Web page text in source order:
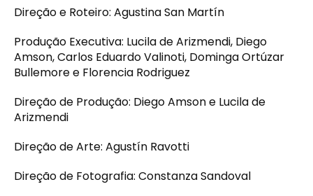
Direção e Roteiro: Agustina San Martín
Produção Executiva: Lucila de Arizmendi, Diego
Amson, Carlos Eduardo Valinoti, Dominga Ortúzar
Bullemore e Florencia Rodriguez
Direção de Produção: Diego Amson e Lucila de
Arizmendi
Direção de Arte: Agustín Ravotti
Direção de Fotografia: Constanza Sandoval